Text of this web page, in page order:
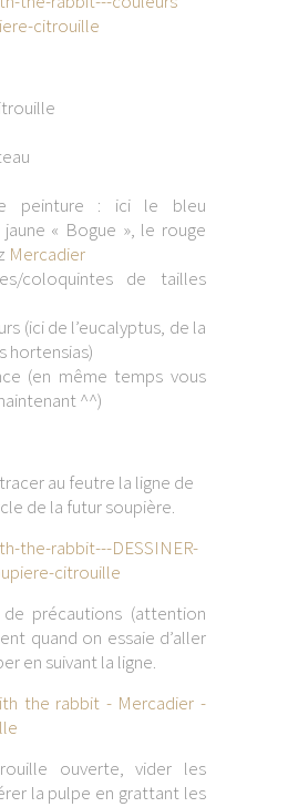
peinture : ici le bleu
« Bogue », le rouge
Mercadier
coloquintes de tailles
(ici de l’eucalyptus, de la
hortensias)
(en même temps vous
^^)
au feutre la ligne de
de la futur soupière.
précautions (attention
quand on essaie d’aller
en suivant la ligne.
ouverte, vider les
la pulpe en grattant les